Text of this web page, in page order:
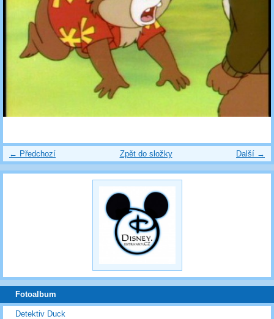
← Předchozí Další →
Zpět do složky
Fotoalbum
Detektiv Duck